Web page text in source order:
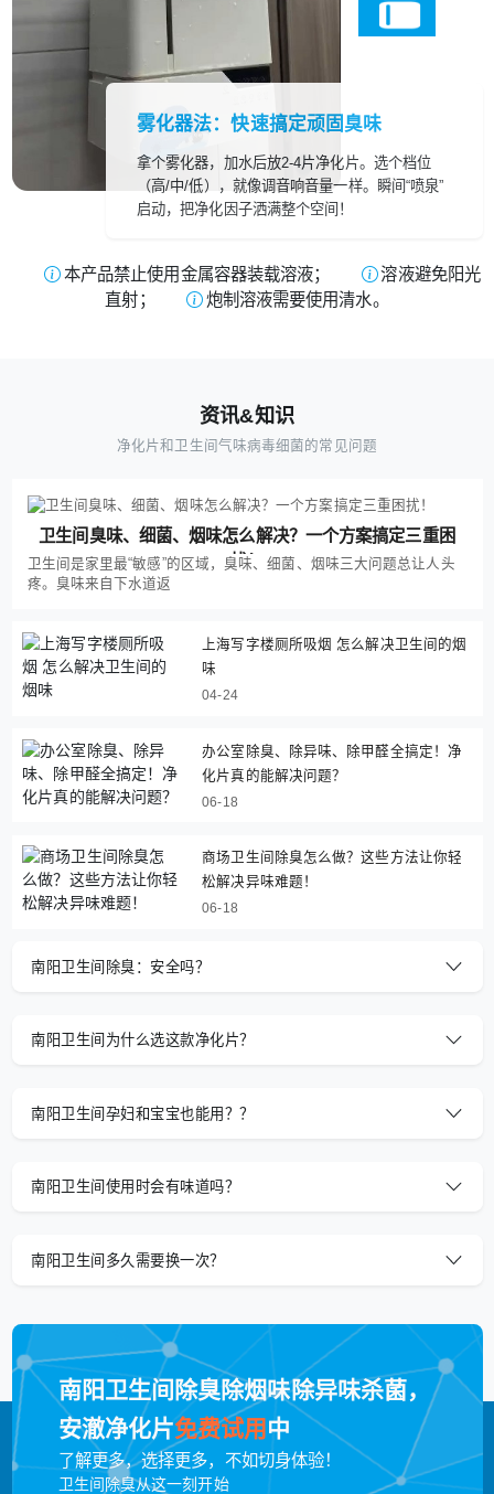
雾化器法：快速搞定顽固臭味
拿个雾化器，加水后放2-4片净化片。选个档位
（高/中/低），就像调音响音量一样。瞬间“喷泉”
启动，把净化因子洒满整个空间！
本产品禁止使用金属容器装载溶液；
溶液避免阳光
直射；
炮制溶液需要使用清水。
资讯&知识
净化片和卫生间气味病毒细菌的常见问题
卫生间臭味、细菌、烟味怎么解决？一个方案搞定三重困
扰！
卫生间是家里最“敏感”的区域，臭味、细菌、烟味三大问题总让人头
疼。臭味来自下水道返
上海写字楼厕所吸烟 怎么解决卫生间的烟
味
04-24
办公室除臭、除异味、除甲醛全搞定！净
化片真的能解决问题？
06-18
商场卫生间除臭怎么做？这些方法让你轻
松解决异味难题！
06-18
南阳卫生间除臭：安全吗？
南阳卫生间为什么选这款净化片？
南阳卫生间孕妇和宝宝也能用？？
南阳卫生间使用时会有味道吗？
南阳卫生间多久需要换一次？
南阳卫生间除臭除烟味除异味杀菌，
安澈净化片免费试用 中
了解更多，选择更多，不如切身体验！
卫生间除臭从这一刻开始